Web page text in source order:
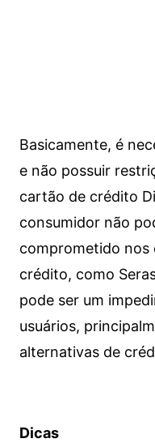
Basicamente, é
e não possuir
cartão de crédito
consumidor não
comprometido nos
crédito, como
pode ser um
usuários,
alternativas de
Dicas